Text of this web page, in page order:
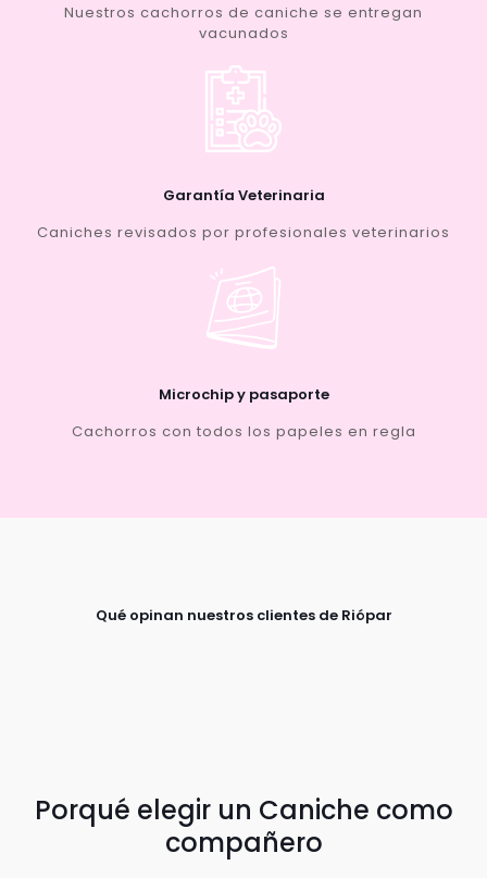
Nuestros cachorros de caniche se entregan
vacunados
Garantía Veterinaria
Caniches revisados por profesionales veterinarios
Microchip y pasaporte
Cachorros con todos los papeles en regla
Qué opinan nuestros clientes de Riópar
Porqué elegir un Caniche como
compañero